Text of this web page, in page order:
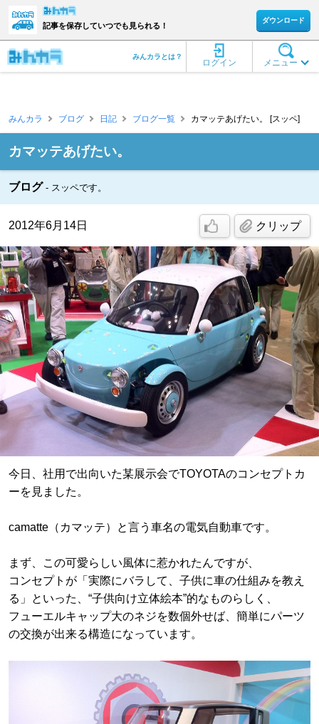
記事を保存していつでも見られる！
ダウンロード
メニュー
ログイン
みんカラとは？
みんカラ ブログ 日記 ブログ一覧 カマッテあげたい。 [スッペ]
カマッテあげたい。
ブログ スッペです。
2012年6月14日 クリップ
今日、社用で出向いた某展示会でTOYOTAのコンセプトカ
ーを見ました。
camatte（カマッテ）と言う車名の電気自動車です。
まず、この可愛らしい風体に惹かれたんですが、
コンセプトが「実際にバラして、子供に車の仕組みを教え
る」といった、“子供向け立体絵本”的なものらしく、
フューエルキャップ大のネジを数個外せば、簡単にパーツ
の交換が出来る構造になっています。